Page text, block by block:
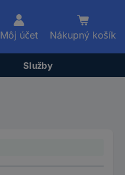
Môj účet Nákupný košík
Služby